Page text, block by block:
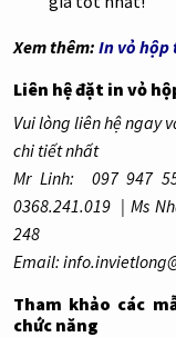
​Xem thêm: In vỏ hộp
Liên hệ đặt in vỏ
Vui lòng liên hệ ngay
chi tiết nhất
Mr Linh: 097 947
0368.241.019 | Ms
248
Email:
Tham khảo các
chức năng